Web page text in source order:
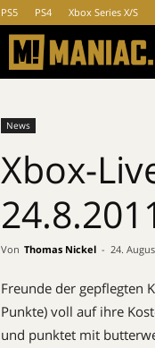
PS5 PS4 Xbox Series X/S
News
Xbox-
Von Thomas Nickel - 24.
Freunde der gepflegten
Punkte) voll auf ihre
und punktet mit